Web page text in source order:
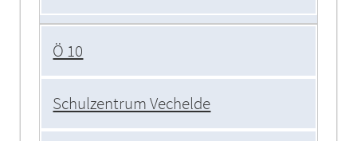
Ö 10
Schulzentrum Vechelde